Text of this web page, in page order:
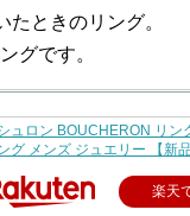
ときのリング。
グです。
ュロン BOUCHERON リン
グ メンズ ジュエリー 【新
楽天